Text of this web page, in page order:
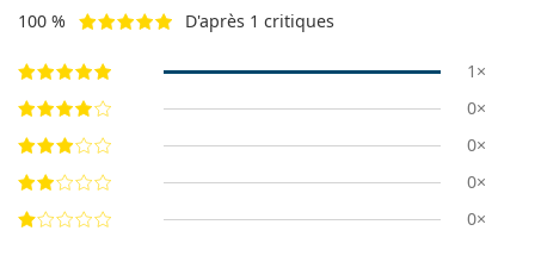
100 % D'après 1 critiques
1×
0×
0×
0×
0×